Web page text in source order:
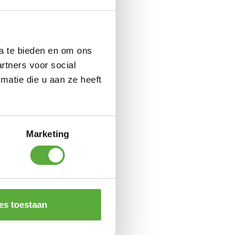
te bieden en om ons
voor social
die u aan ze heeft
Marketing
toestaan